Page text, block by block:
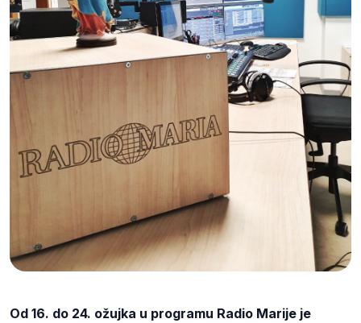
Od 16. do 24. ožujka u programu Radio Marije je